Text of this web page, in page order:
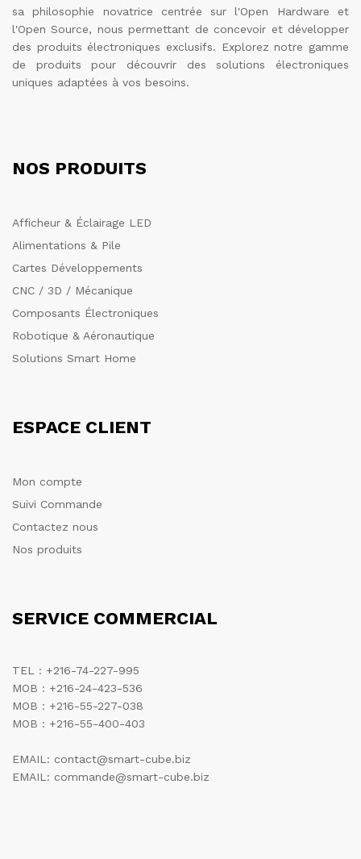
sa philosophie novatrice centrée sur l'Open Hardware et
l'Open Source, nous permettant de concevoir et développer
des produits électroniques exclusifs. Explorez notre gamme
de produits pour découvrir des solutions électroniques
uniques adaptées à vos besoins.
NOS PRODUITS
Afficheur & Éclairage LED
Alimentations & Pile
Cartes Développements
CNC / 3D / Mécanique
Composants Électroniques
Robotique & Aéronautique
Solutions Smart Home
ESPACE CLIENT
Mon compte
Suivi Commande
Contactez nous
Nos produits
SERVICE COMMERCIAL
TEL : +216-74-227-995
MOB : +216-24-423-536
MOB : +216-55-227-038
MOB : +216-55-400-403
EMAIL: contact@smart-cube.biz
EMAIL: commande@smart-cube.biz